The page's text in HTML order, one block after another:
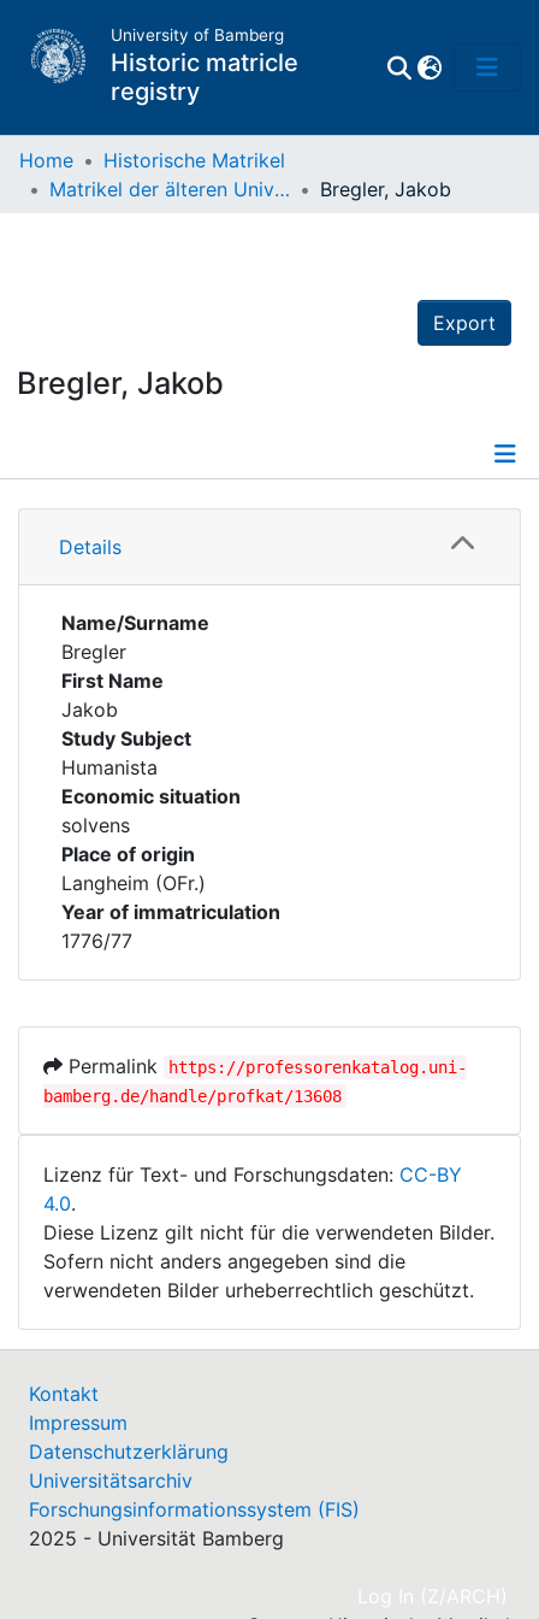
University of Bamberg
Historic matricle
registry
Home
Historische Matrikel
Matrikel der älteren Universität
Bregler, Jakob
Export
Bregler, Jakob
Details
Details
Name/Surname
Bregler
First Name
Jakob
Study Subject
Humanista
Economic situation
solvens
Place of origin
Langheim (OFr.)
Year of immatriculation
1776/77
Permalink
https://professorenkatalog.uni-
bamberg.de/handle/profkat/13608
Lizenz für Text- und Forschungsdaten: CC-BY
4.0.
Diese Lizenz gilt nicht für die verwendeten Bilder.
Sofern nicht anders angegeben sind die
verwendeten Bilder urheberrechtlich geschützt.
Kontakt
Impressum
Datenschutzerklärung
Universitätsarchiv
Forschungsinformationssystem (FIS)
2025 - Universität Bamberg
Log In (Z/ARCH)